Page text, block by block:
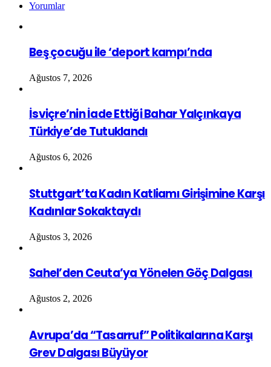
Yorumlar
Beş çocuğu ile ‘deport kampı’nda
Ağustos 7, 2026
İsviçre’nin İade Ettiği Bahar Yalçınkaya
Türkiye’de Tutuklandı
Ağustos 6, 2026
Stuttgart’ta Kadın Katliamı Girişimine Karşı
Kadınlar Sokaktaydı
Ağustos 3, 2026
Sahel’den Ceuta’ya Yönelen Göç Dalgası
Ağustos 2, 2026
Avrupa’da “Tasarruf” Politikalarına Karşı
Grev Dalgası Büyüyor